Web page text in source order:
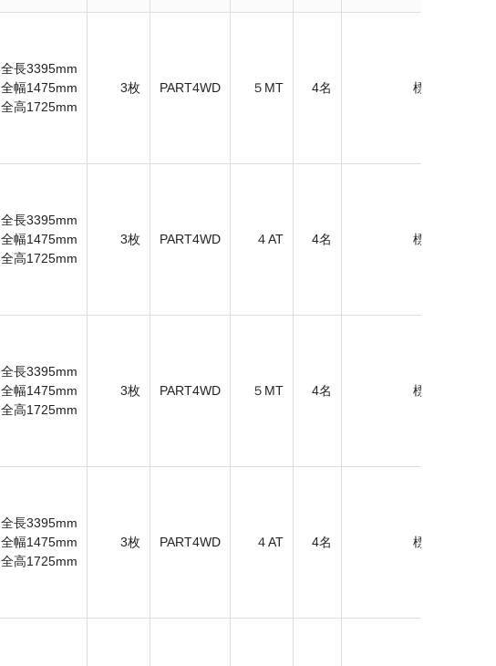
全長3395mm
全幅1475mm
全高1725mm
3枚 PART4WD ５MT 4名 標準
全長3395mm
全幅1475mm
全高1725mm
3枚 PART4WD ４AT 4名 標準
全長3395mm
全幅1475mm
全高1725mm
3枚 PART4WD ５MT 4名 標準
全長3395mm
全幅1475mm
全高1725mm
3枚 PART4WD ４AT 4名 標準